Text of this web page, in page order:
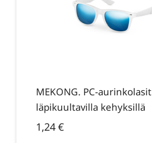
MEKONG. PC-aurinkolasit
läpikuultavilla kehyksillä
1,24€